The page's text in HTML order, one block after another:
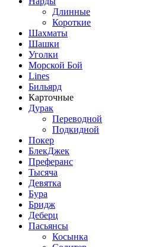
Длинные
Короткие
Шахматы
Шашки
Уголки
Морской Бой
Lines
Бильярд
Карточные
Дурак
Переводной
Подкидной
Покер
БлекДжек
Преферанс
Тысяча
Девятка
Бура
Бридж
Деберц
Пасьянсы
Косынка